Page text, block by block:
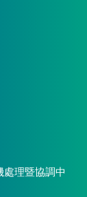
理暨協調中